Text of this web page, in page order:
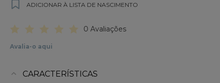
ADICIONAR À LISTA DE NASCIMENTO
0 Avaliações
Avalia-o aqui
CARACTERÍSTICAS